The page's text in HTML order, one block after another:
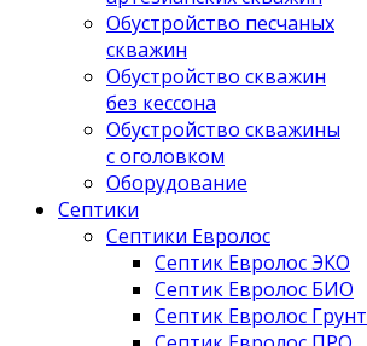
Обустройство песчаных
скважин
Обустройство скважин
без кессона
Обустройство скважины
с оголовком
Оборудование
Септики
Септики Евролос
Септик Евролос ЭКО
Септик Евролос БИО
Септик Евролос Грунт